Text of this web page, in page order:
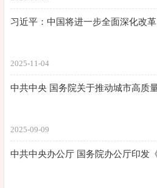
习近平：中国将进一步全面深化改
2025-11-04
中共中央 国务院关于推动城市高质
2025-09-09